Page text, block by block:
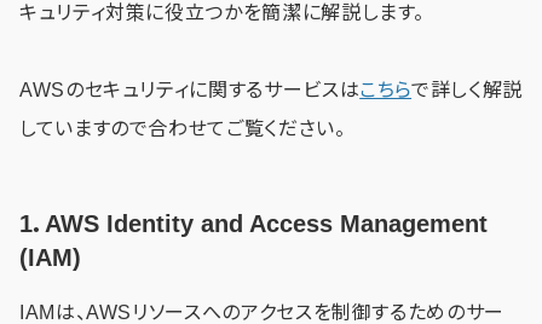
キュリティ対策に役立つかを簡潔に解説します。
AWSのセキュリティに関するサービスはこちらで詳しく解説
していますので合わせてご覧ください。
1．AWS Identity and Access Management
(IAM)
IAMは、AWSリソースへのアクセスを制御するためのサー